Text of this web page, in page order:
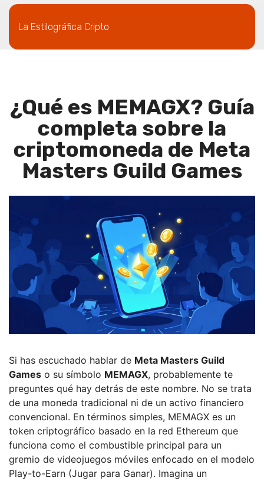
La Estilográfica Cripto
¿Qué es MEMAGX? Guía
completa sobre la
criptomoneda de Meta
Masters Guild Games
Si has escuchado hablar de Meta Masters Guild
Games o su símbolo MEMAGX, probablemente te
preguntes qué hay detrás de este nombre. No se trata
de una moneda tradicional ni de un activo financiero
convencional. En términos simples, MEMAGX es un
token criptográfico basado en la red Ethereum que
funciona como el combustible principal para un
gremio de videojuegos móviles enfocado en el modelo
Play-to-Earn (Jugar para Ganar). Imagina un